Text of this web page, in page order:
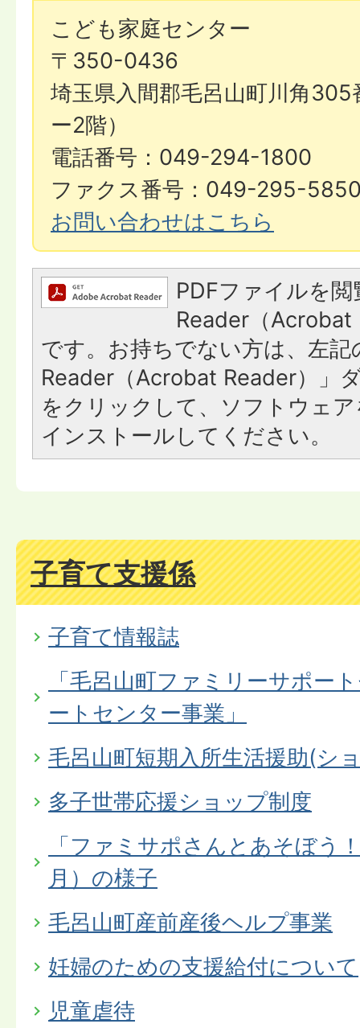
こども家庭センター
〒350-0436
埼玉県入間郡毛呂山町川角305
ー2階）
電話番号：049-294-1800
ファクス番号：049-295-
お問い合わせはこちら
PDFファイルを
Reader（Acrobat
です。お持ちでない方は、左
Reader（Acrobat Reader）」
をクリックして、ソフトウェ
インストールしてください。
子育て支援係
子育て情報誌
「毛呂山町ファミリーサポー
ートセンター事業」
毛呂山町短期入所生活援助(シ
多子世帯応援ショップ制度
「ファミサポさんとあそぼう
月）の様子
毛呂山町産前産後ヘルプ事業
妊婦のための支援給付について
児童虐待